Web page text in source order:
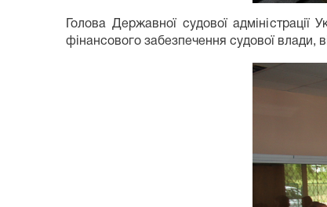
Голова Державної судової
фінансового забезпечення судової влади,